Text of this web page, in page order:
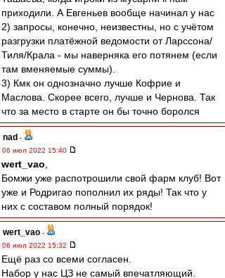
приходили. А Евгеньев вообще начинал у нас
2) запросы, конечно, неизвестны, но с учётом
разгрузки платёжной ведомости от Ларссона/
Тиля/Крала - мы наверняка его потянем (если
там вменяемые суммы).
3) Кмк он однозначно лучше Кофрие и
Маслова. Скорее всего, лучше и Чернова. Так
что за место в старте он бы точно боролся
nad -
06 июл 2022 15:40
wert_vao
Бомжи уже распотрошили свой фарм клуб! Вот
уже и Родригао пополнил их ряды! Так что у
них с составом полный порядок!
wert_vao -
06 июл 2022 15:32
Ещё раз со всеми согласен.
Набор у нас ЦЗ не самый впечатляющий.